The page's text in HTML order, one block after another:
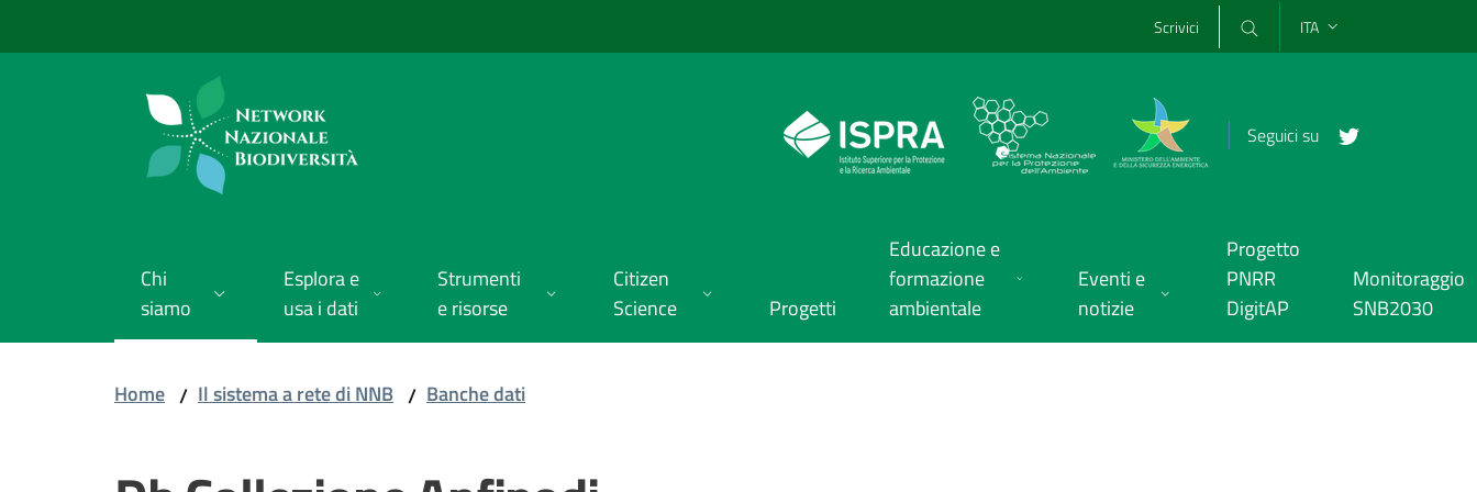
Scrivici ITA
Seguici su
Chi
siamo
Esplora e
usa i dati
Strumenti
e risorse
Citizen
Science
Progetti
Educazione e
formazione
ambientale
Eventi e
notizie
Progetto
PNRR
DigitAP
Monitoraggio
SNB2030
Home / Il sistema a rete di NNB / Banche dati